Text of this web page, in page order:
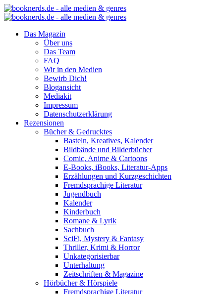
Das Magazin
Über uns
Das Team
FAQ
Wir in den Medien
Bewirb Dich!
Blogansicht
Mediakit
Impressum
Datenschutzerklärung
Rezensionen
Bücher & Gedrucktes
Basteln, Kreatives, Kalender
Bildbände und Bilderbücher
Comic, Anime & Cartoons
E-Books, iBooks, Literatur-Apps
Erzählungen und Kurzgeschichten
Fremdsprachige Literatur
Jugendbuch
Kalender
Kinderbuch
Romane & Lyrik
Sachbuch
SciFi, Mystery & Fantasy
Thriller, Krimi & Horror
Unkategorisierbar
Unterhaltung
Zeitschriften & Magazine
Hörbücher & Hörspiele
Fremdsprachige Literatur